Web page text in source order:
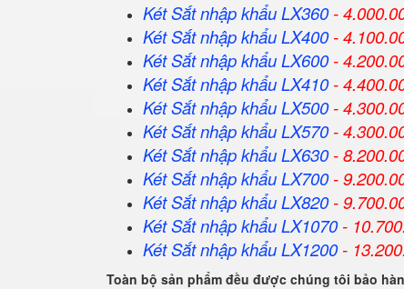
Két Sắt nhập khẩu LX360-
Két Sắtnhập khẩuLX400-
Két Sắtnhập khẩuLX600-
Két Sắtnhập khẩuLX410-
Két Sắtnhập khẩuLX500-
Két Sắtnhập khẩuLX570-
Két Sắtnhập khẩuLX630-
Két Sắtnhập khẩuLX700-
Két Sắtnhập khẩuLX820-
Két Sắtnhập khẩuLX1070-
Két Sắtnhập khẩuLX1200-
Toàn bộ sản phẩm đều được chúng tôi bảo